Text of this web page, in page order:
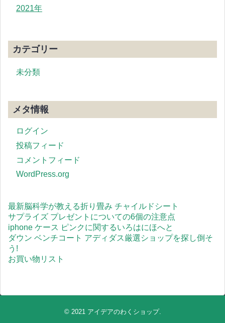
2021年
カテゴリー
未分類
メタ情報
ログイン
投稿フィード
コメントフィード
WordPress.org
最新脳科学が教える折り畳み チャイルドシート
サプライズ プレゼントについての6個の注意点
iphone ケース ピンクに関するいろはにほへと
ダウン ベンチコート アディダス厳選ショップを探し倒そ
う!
お買い物リスト
© 2021 アイデアのわくショップ.